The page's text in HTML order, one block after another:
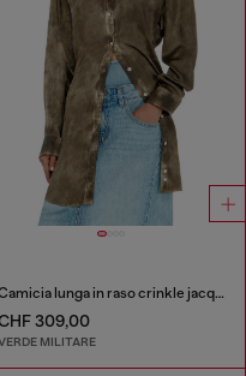
Camicia lunga in raso crinkle jacquard con logo
309,00
MILITARE